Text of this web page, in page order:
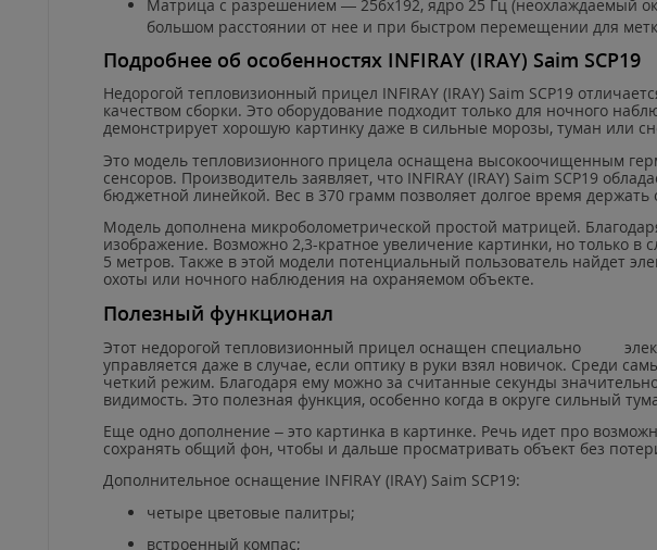
Матрица с разрешением — 256x192, ядро 25 Гц (неохлаждаемый
большом расстоянии от нее и при быстром перемещении для
Подробнее об особенностях INFIRAY(IRAY) Saim SCP19
Недорогой тепловизионный прицел INFIRAY(IRAY) Saim SCP19
качеством сборки. Это оборудование подходит только для ночного
демонстрирует хорошую картинку даже в сильные морозы, туман или
Это модель тепловизионного прицела оснащена высокоочищенным
сенсоров. Производитель заявляет, что INFIRAY(IRAY) Saim SCP19
бюджетной линейкой. Вес в 370 грамм позволяет долгое время
Модель дополнена микроболометрической простой матрицей.
изображение. Возможно 2,3-кратное увеличение картинки, но только
5 метров. Также в этой модели потенциальный пользователь найдет
охоты или ночного наблюдения на охраняемом объекте.
Полезный функционал
Этот недорогой тепловизионный прицел оснащен специально
управляется даже в случае, если оптику в руки взял новичок. Среди
четкий режим. Благодаря ему можно за считанные секунды
видимость. Это полезная функция, особенно когда в округе сильный
Еще одно дополнение – это картинка в картинке. Речь идет про
сохранять общий фон, чтобы и дальше просматривать объект без
Дополнительное оснащение INFIRAY(IRAY) Saim SCP19:
четыре цветовые палитры;
встроенный компас;